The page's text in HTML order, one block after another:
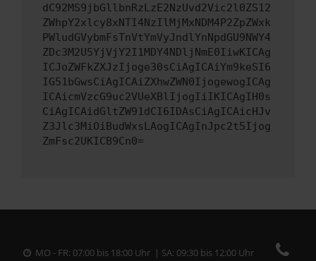
dC92MS9jbGllbnRzLzE2NzUvd2Vic2l0ZS12
ZWhpY2xlcy8xNTI4NzIlMjMxNDM4P2ZpZWxk
PWludGVybmFsTnVtYmVyJndlYnNpdGU9NWY4
ZDc3M2U5YjVjY2I1MDY4NDljNmE0IiwKICAg
ICJoZWFkZXJzIjoge30sCiAgICAiYm9keSI6
IG51bGwsCiAgICAiZXhwZWN0IjogewogICAg
ICAicmVzcG9uc2VUeXBlIjogIiIKICAgIH0s
CiAgICAidGltZW91dCI6IDAsCiAgICAicHJv
Z3Jlc3MiOiBudWxsLAogICAgInJpc2t5Ijog
ZmFsc2UKICB9Cn0=
MO - FR: 07:00 bis 18:00 Uhr | SA: 09:30 bis 12:00 Uhr